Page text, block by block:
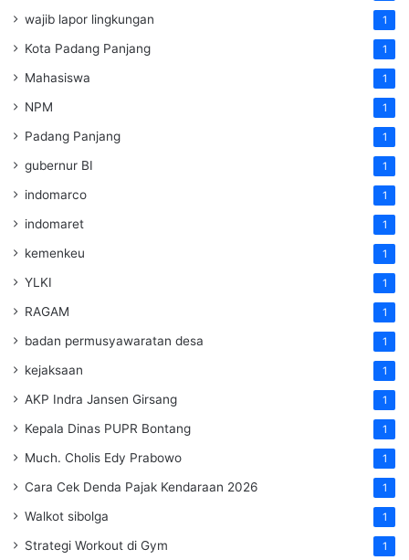
wajib lapor lingkungan 1
Kota Padang Panjang 1
Mahasiswa 1
NPM 1
Padang Panjang 1
gubernur BI 1
indomarco 1
indomaret 1
kemenkeu 1
YLKI 1
RAGAM 1
badan permusyawaratan desa 1
kejaksaan 1
AKP Indra Jansen Girsang 1
Kepala Dinas PUPR Bontang 1
Much. Cholis Edy Prabowo 1
Cara Cek Denda Pajak Kendaraan 2026 1
Walkot sibolga 1
Strategi Workout di Gym 1